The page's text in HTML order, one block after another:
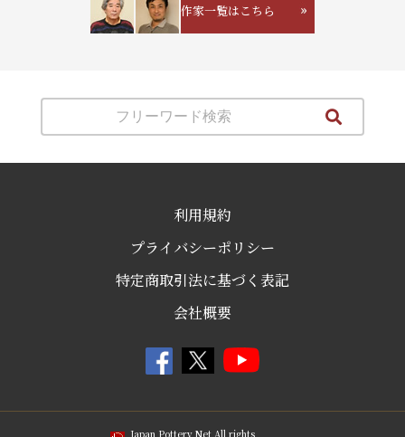
作家一覧はこちら
利用規約
プライバシーポリシー
特定商取引法に基づく表記
会社概要
Japan Pottery Net All rights